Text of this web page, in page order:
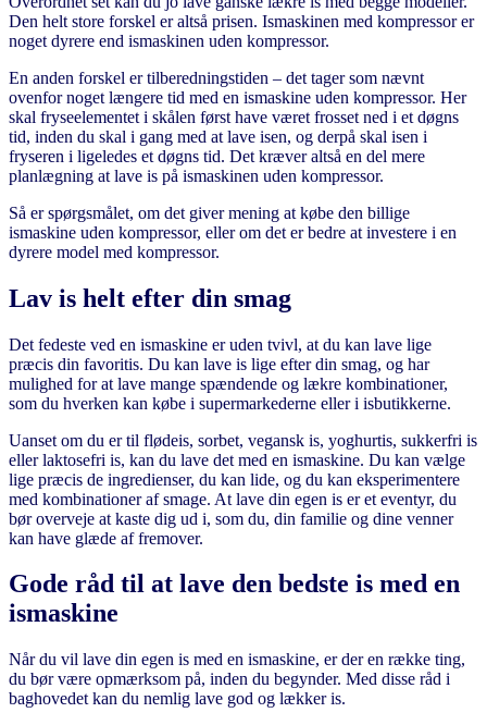
Den helt store forskel er altså prisen. Ismaskinen med kompressor er
noget dyrere end ismaskinen uden kompressor.
En anden forskel er tilberedningstiden – det tager som nævnt
ovenfor noget længere tid med en ismaskine uden kompressor. Her
skal fryseelementet i skålen først have været frosset ned i et døgns
tid, inden du skal i gang med at lave isen, og derpå skal isen i
fryseren i ligeledes et døgns tid. Det kræver altså en del mere
planlægning at lave is på ismaskinen uden kompressor.
Så er spørgsmålet, om det giver mening at købe den billige
ismaskine uden kompressor, eller om det er bedre at investere i en
dyrere model med kompressor.
Lav is helt efter din smag
Det fedeste ved en ismaskine er uden tvivl, at du kan lave lige
præcis din favoritis. Du kan lave is lige efter din smag, og har
mulighed for at lave mange spændende og lækre kombinationer,
som du hverken kan købe i supermarkederne eller i isbutikkerne.
Uanset om du er til flødeis, sorbet, vegansk is, yoghurtis, sukkerfri is
eller laktosefri is, kan du lave det med en ismaskine. Du kan vælge
lige præcis de ingredienser, du kan lide, og du kan eksperimentere
med kombinationer af smage. At lave din egen is er et eventyr, du
bør overveje at kaste dig ud i, som du, din familie og dine venner
kan have glæde af fremover.
Gode råd til at lave den bedste is med en
ismaskine
Når du vil lave din egen is med en ismaskine, er der en række ting,
du bør være opmærksom på, inden du begynder. Med disse råd i
baghovedet kan du nemlig lave god og lækker is.